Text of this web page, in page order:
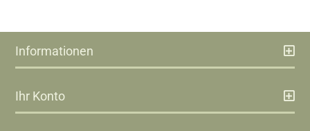
Informationen
Ihr Konto